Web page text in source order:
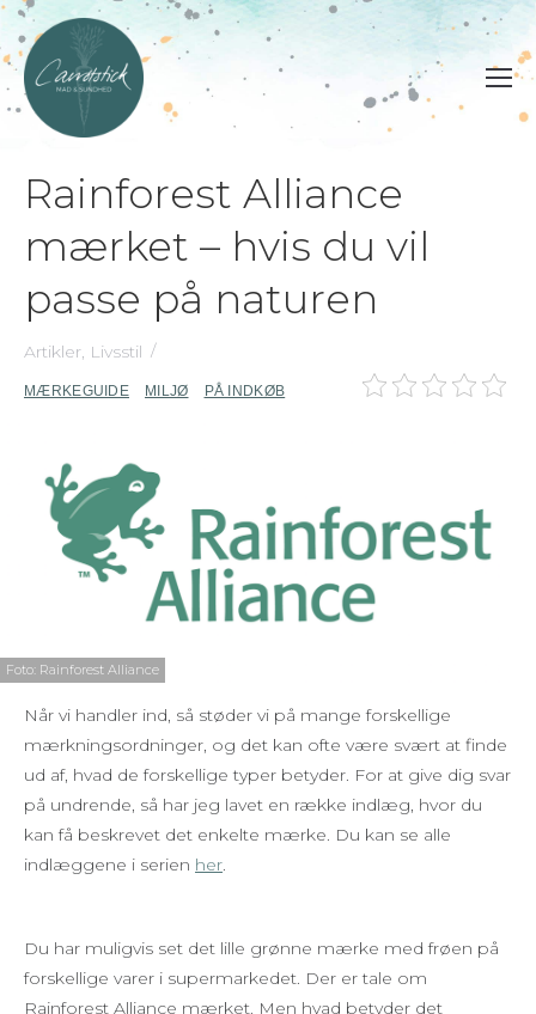
Rainforest Alliance
mærket – hvis du vil
passe på naturen
Artikler, Livsstil
MÆRKEGUIDE MILJØ PÅ INDKØB
Foto: Rainforest Alliance
Når vi handler ind, så støder vi på mange forskellige
mærkningsordninger, og det kan ofte være svært at finde
ud af, hvad de forskellige typer betyder. For at give dig svar
på undrende, så har jeg lavet en række indlæg, hvor du
kan få beskrevet det enkelte mærke. Du kan se alle
indlæggene i serien her.
Du har muligvis set det lille grønne mærke med frøen på
forskellige varer i supermarkedet. Der er tale om
Rainforest Alliance mærket. Men hvad betyder det